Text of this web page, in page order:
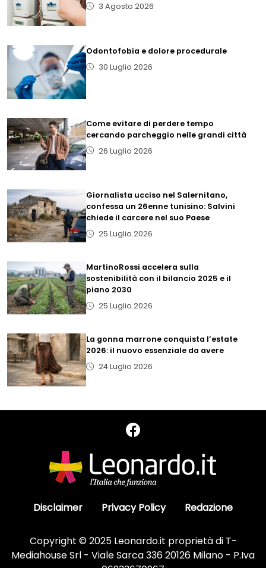
3 Agosto 2026
Odontofobia e dolore procedurale
30 Luglio 2026
Come evitare di perdere tempo
cercando parcheggio nelle grandi città
26 Luglio 2026
Giornalista ucciso nel Salernitano,
confessa un 26enne tunisino: Salvini
chiede il carcere nel suo Paese
25 Luglio 2026
MartinoRossi accelera sulla
sostenibilità con il bilancio 2025 e il
piano 2030
25 Luglio 2026
La gonna marrone conquista l’estate
2026: il nuovo essenziale da avere
24 Luglio 2026
Disclaimer Privacy Policy Redazione
Copyright © 2025 Leonardo.it proprietà di T-
Mediahouse Srl - Viale Sarca 336 20126 Milano - P.Iva